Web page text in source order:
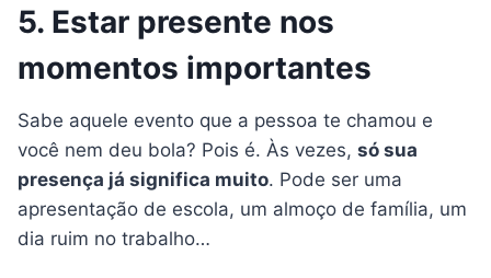
5. Estar presente nos
momentos importantes
Sabe aquele evento que a pessoa te chamou e
você nem deu bola? Pois é. Às vezes, só sua
presença já significa muito. Pode ser uma
apresentação de escola, um almoço de família, um
dia ruim no trabalho…